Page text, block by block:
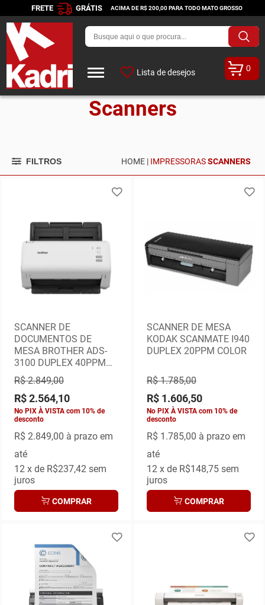
FRETE GRÁTIS ACIMA DE R$ 200,00 PARA TODO MATO GROSSO
Lista de desejos 0
Scanners
FILTROS HOME | IMPRESSORASSCANNERS
SCANNER DE
DOCUMENTOS DE
MESA BROTHER ADS-
3100 DUPLEX 40PPM
USB 3.0
R$ 2.849,00
R$ 2.564,10
No PIX À VISTA com 10% de
desconto
R$ 2.849,00 à prazo em
até
12x de R$237,42sem
juros
COMPRAR
SCANNER DE MESA
KODAK SCANMATE I940
DUPLEX 20PPM COLOR
R$ 1.785,00
R$ 1.606,50
No PIX À VISTA com 10% de
desconto
R$ 1.785,00 à prazo em
até
12x de R$148,75sem
juros
COMPRAR